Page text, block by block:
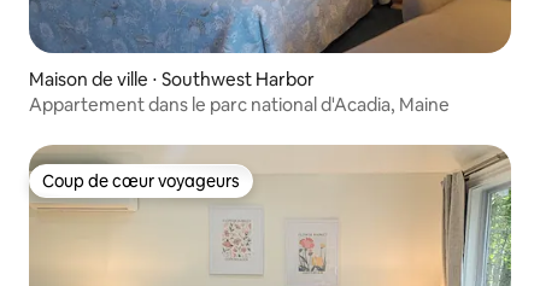
Maison de ville ⋅ Southwest Harbor
Appartement dans le parc national d'Acadia, Maine
Coup de cœur voyageurs
Coup de cœur voyageurs